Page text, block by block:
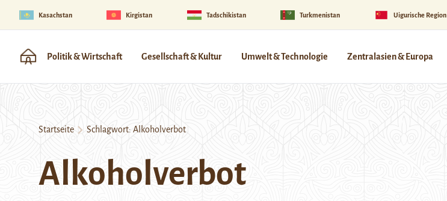
Kasachstan Kirgistan Tadschikistan Turkmenistan Uigurische Region
Politik & Wirtschaft Gesellschaft & Kultur Umwelt & Technologie Zentralasien & Europa
Startseite Schlagwort: Alkoholverbot
Alkoholverbot